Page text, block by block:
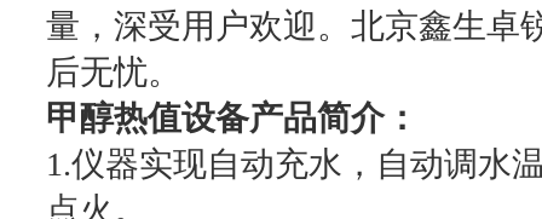
量，深受用户欢迎。北京鑫生卓
后无忧。
甲醇热值设备产品简介：
1.仪器实现自动充水，自动调水
点火。